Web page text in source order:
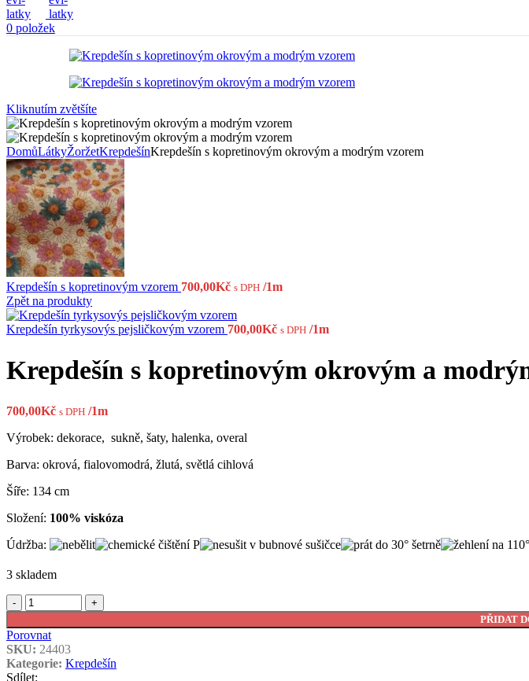
0 položek
Kliknutím zvětšíte
DomůLátkyŽoržetKrepdešínKrepdešín s kopretinovým okrovým a modrým vzorem
Krepdešín s kopretinovým vzorem 700,00Kč s DPH /1m
Zpět na produkty
Krepdešín tyrkysovýs pejsličkovým vzorem 700,00Kč s DPH /1m
Krepdešín s kopretinovým okrovým a
700,00Kč s DPH /1m
Výrobek: dekorace, sukně, šaty, halenka, overal
Barva: okrová, fialovomodrá, žlutá, světlá cihlová
Šíře: 134 cm
Složení: 100% viskóza
Údržba:
3 skladem
Krepdešín
s
kopretinovým
okrovým
a
modrým
PŘIDAT
Porovnat
SKU: 24403
Kategorie: Krepdešín
Sdílet: